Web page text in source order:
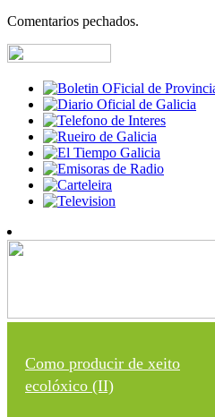
Comentarios pechados.
Como producir de xeito
ecolóxico (II)